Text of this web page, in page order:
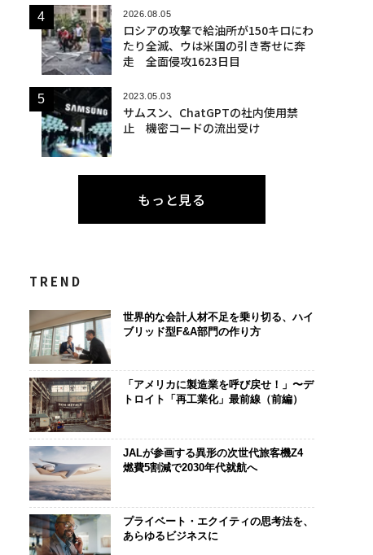
2026.08.05
ロシアの攻撃で給油所が150キロにわ
たり全滅、ウは米国の引き寄せに奔
走 全面侵攻1623日目
2023.05.03
サムスン、ChatGPTの社内使用禁
止 機密コードの流出受け
もっと見る
TREND
世界的な会計人材不足を乗り切る、ハイ
ブリッド型F&A部門の作り方
「アメリカに製造業を呼び戻せ！」〜デ
トロイト「再工業化」最前線（前編）
JALが参画する異形の次世代旅客機Z4
燃費5割減で2030年代就航へ
プライベート・エクイティの思考法を、
あらゆるビジネスに